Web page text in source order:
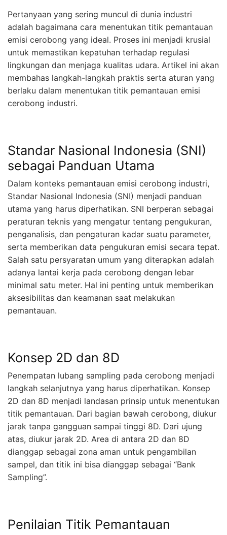
Pertanyaan yang sering muncul di dunia industri
adalah bagaimana cara menentukan titik pemantauan
emisi cerobong yang ideal. Proses ini menjadi krusial
untuk memastikan kepatuhan terhadap regulasi
lingkungan dan menjaga kualitas udara. Artikel ini akan
membahas langkah-langkah praktis serta aturan yang
berlaku dalam menentukan titik pemantauan emisi
cerobong industri.
Standar Nasional Indonesia (SNI)
sebagai Panduan Utama
Dalam konteks pemantauan emisi cerobong industri,
Standar Nasional Indonesia (SNI) menjadi panduan
utama yang harus diperhatikan. SNI berperan sebagai
peraturan teknis yang mengatur tentang pengukuran,
penganalisis, dan pengaturan kadar suatu parameter,
serta memberikan data pengukuran emisi secara tepat.
Salah satu persyaratan umum yang diterapkan adalah
adanya lantai kerja pada cerobong dengan lebar
minimal satu meter. Hal ini penting untuk memberikan
aksesibilitas dan keamanan saat melakukan
pemantauan.
Konsep 2D dan 8D
Penempatan lubang sampling pada cerobong menjadi
langkah selanjutnya yang harus diperhatikan. Konsep
2D dan 8D menjadi landasan prinsip untuk menentukan
titik pemantauan. Dari bagian bawah cerobong, diukur
jarak tanpa gangguan sampai tinggi 8D. Dari ujung
atas, diukur jarak 2D. Area di antara 2D dan 8D
dianggap sebagai zona aman untuk pengambilan
sampel, dan titik ini bisa dianggap sebagai “Bank
Sampling”.
Penilaian Titik Pemantauan